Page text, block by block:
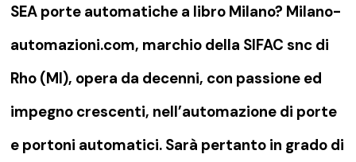
SEA porte automatiche a libro Milano? Milano-
automazioni.com, marchio della SIFAC snc di
Rho (MI), opera da decenni, con passione ed
impegno crescenti, nell’automazione di porte
e portoni automatici. Sarà pertanto in grado di